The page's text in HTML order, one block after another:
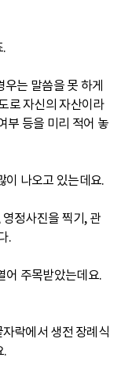
.
는 말씀을 못 하게
로 자신의 자산이라
부 등을 미리 적어 놓
이 나오고 있는데요.
정사진을 찍기, 관
.
어 주목받았는데요.
락에서 생전 장례식
.